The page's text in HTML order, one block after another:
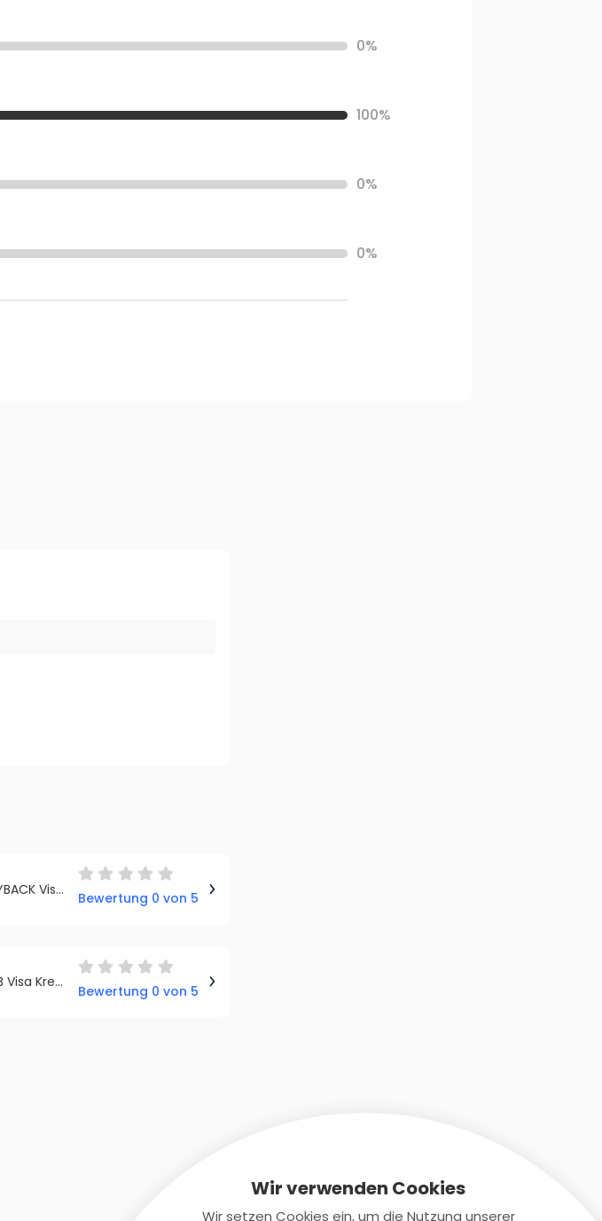
0%
100%
0%
0%
PAYBACK Visa Kreditkarte
Bewertung 0 von 5
DKB Visa Kreditkarte
Bewertung 0 von 5
Wir verwenden Cookies
Wir setzen Cookies ein, um die Nutzung unserer